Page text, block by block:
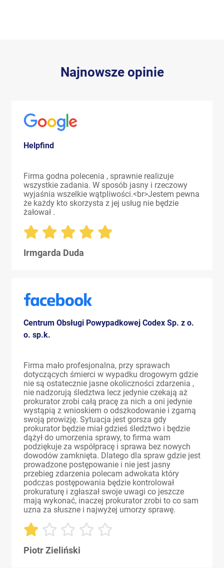
Najnowsze opinie
Helpfind
Firma godna polecenia , sprawnie realizuje
wszystkie zadania. W sposób jasny i rzeczowy
wyjaśnia wszelkie wątpliwości.<br>Jestem pewna
że każdy kto skorzysta z jej usług nie będzie
żałował .
Irmgarda Duda
Centrum Obsługi Powypadkowej Codex Sp. z o.
o. sp.k.
Firma mało profesjonalna, przy sprawach
dotyczących śmierci w wypadku drogowym gdzie
nie są ostatecznie jasne okoliczności zdarzenia ,
nie nadzorują śledztwa lecz jedynie czekają aż
prokurator zrobi całą pracę za nich a oni jedynie
wystąpią z wnioskiem o odszkodowanie i zgarną
swoją prowizję. Sytuacja jest gorsza gdy
prokurator będzie miał gdzieś śledztwo i będzie
dążył do umorzenia sprawy, to firma wam
podziękuje za współpracę i sprawa bez nowych
dowodów zamknięta. Dlatego dla spraw gdzie jest
prowadzone postępowanie i nie jest jasny
przebieg zdarzenia polecam adwokata który
podczas postępowania będzie kontrolował
prokuraturę i zgłaszał swoje uwagi co jeszcze
mają wykonać, inaczej prokurator zrobi to co sam
uzna za słuszne i najwyżej umorzy sprawę.
Piotr Zieliński